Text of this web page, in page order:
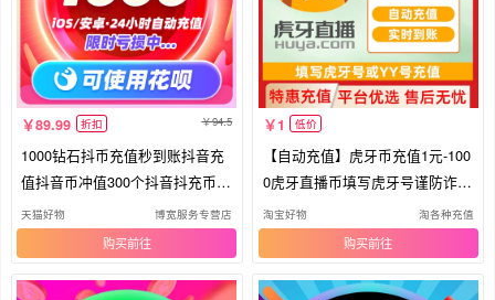
89.99 折扣 94.5
1000钻石抖币充值秒到账抖音充
值抖音币冲值300个抖音抖充币30
000
天猫好物 博宽服务专营店
购买
1 低价
【自动充值】虎牙币充值1元-100
0虎牙直播币填写虎牙号谨防诈骗
C
淘宝好物 淘各种充值
购买